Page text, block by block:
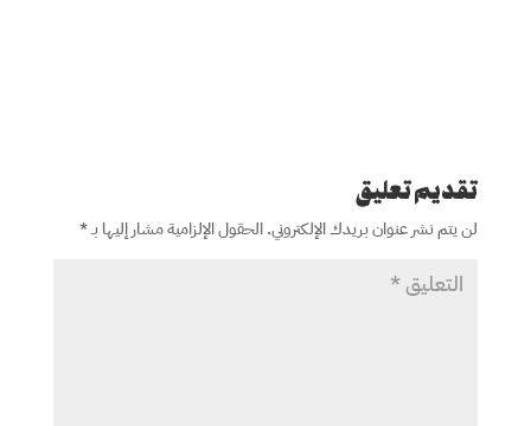
تقديم تعليق
لن يتم نشر عنوان بريدك الإلكتروني.الحقول الإلزامية مشار إليها بـ*